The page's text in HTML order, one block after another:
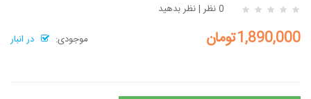
0 نظر |نظر بدهید
موجودی:
در انبار 1,890,000تومان